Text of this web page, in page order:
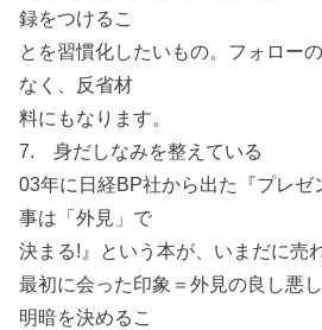
録をつけるこ
とを習慣化したいもの。フォロー
なく、反省材
料にもなります。
7. 身だしなみを整えている
03年に日経BP社から出た『プレゼ
事は「外見」で
決まる!』という本が、いまだに売
最初に会った印象＝外見の良し悪
明暗を決めるこ